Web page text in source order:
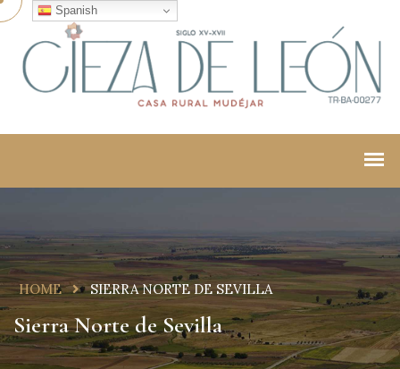
HOME SIERRA NORTE DE SEVILLA
Sierra Norte de Sevilla
Spanish